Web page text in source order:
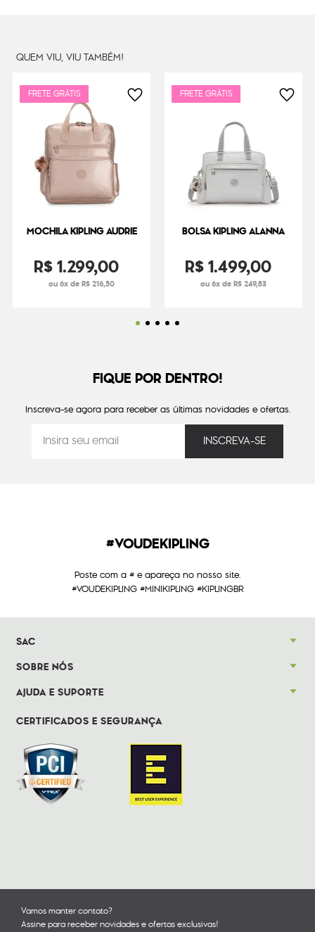
QUEM VIU, VIU TAMBÉM!
FRETE GRÁTIS
MOCHILA KIPLING AUDRIE
R$1.299,00
ou 6x de R$ 216,50
FRETE GRÁTIS
BOLSA KIPLING ALANNA
R$1.499,00
ou 6x de R$ 249,83
FIQUE POR DENTRO!
Inscreva-se agora para receber as últimas novidades e ofertas.
#VOUDEKIPLING
Poste com a # e apareça no nosso site.
#VOUDEKIPLING #MINIKIPLING #KIPLINGBR
SAC
SOBRE NÓS
AJUDA E SUPORTE
CERTIFICADOS E SEGURANÇA
Vamos manter contato?
Assine para receber novidades e ofertas exclusivas!